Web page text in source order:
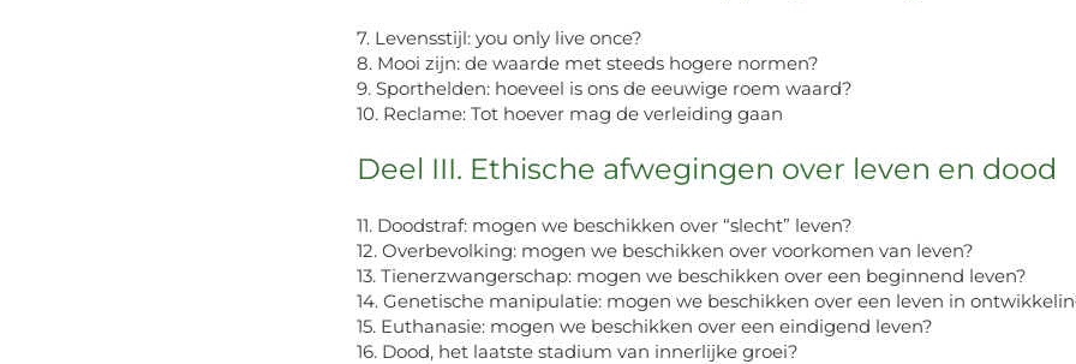
7. Levensstijl: you only live once?
8. Mooi zijn: de waarde met steeds hogere normen?
9. Sporthelden: hoeveel is ons de eeuwige roem waard?
10. Reclame: Tot hoever mag de verleiding gaan
Deel III. Ethische afwegingen over leven en dood
11. Doodstraf: mogen we beschikken over “slecht” leven?
12. Overbevolking: mogen we beschikken over voorkomen van leven?
13. Tienerzwangerschap: mogen we beschikken over een beginnend leven?
14. Genetische manipulatie: mogen we beschikken over een leven in
15. Euthanasie: mogen we beschikken over een eindigend leven?
16. Dood, het laatste stadium van innerlijke groei?